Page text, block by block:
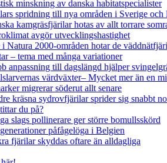
minskning av danska habitatspecialister
spridning till nya områden i Sverige och
kamgräsfjärilar hotas av allt torrare
avgör utvecklingshastighet
i Natura 2000-områden hotar de
– tema med många variationer
anpassning till dagslängd hjälper
värdväxter– Mycket mer än en
migrerar söderut allt senare
kräsna sydrovfjärilar sprider sig snabbt
du på?
slags pollinerare ger större bomullsskörd
påfågelöga i Belgien
fjärilar skyddas oftare än alldagliga